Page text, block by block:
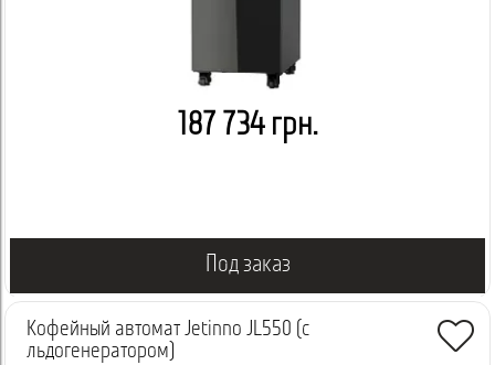
187 734 грн.
Под заказ
Кофейный автомат Jetinno JL550 (с
льдогенератором)